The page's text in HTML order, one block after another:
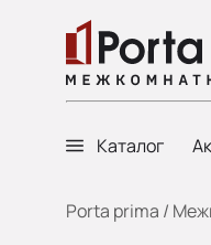
Каталог
Porta prima /